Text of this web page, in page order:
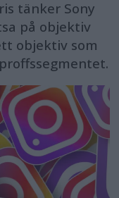
tänker Sony
på objektiv
objektiv som